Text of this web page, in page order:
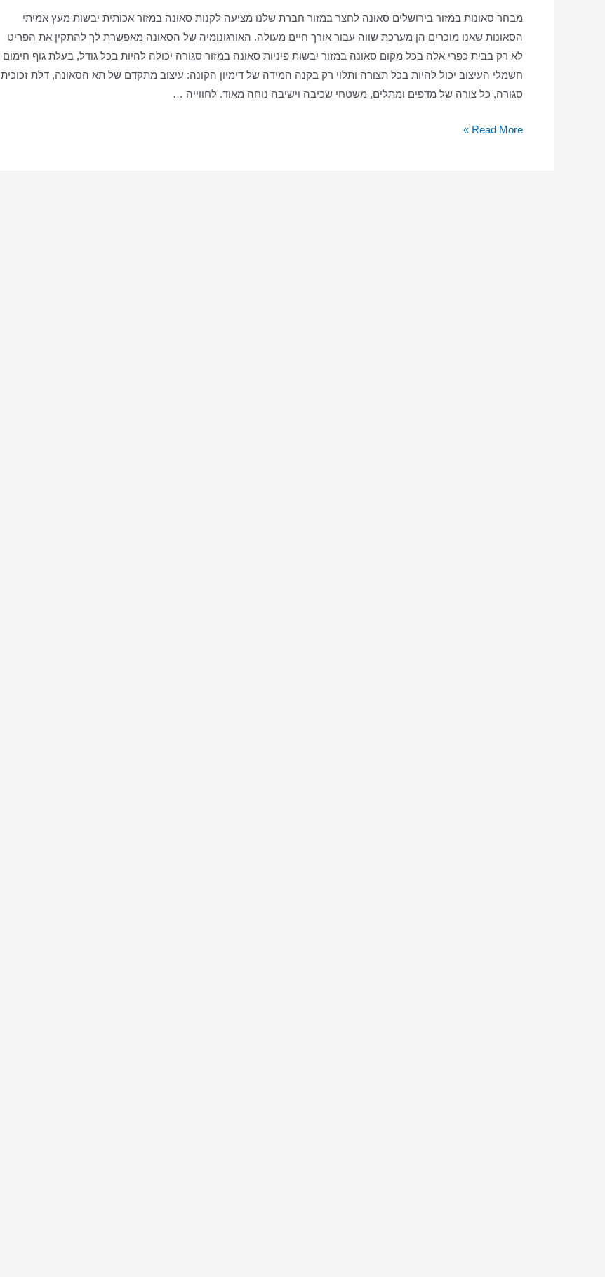
מבחר סאונות במזור בירושלים סאונה לחצר במזור חברת שלנו מציעה לקנות סאונה במזור אכותית יבשות מעץ אמיתי
הסאונות שאנו מוכרים הן מערכת שווה עבור אורך חיים מעולה. האורגונומיה של הסאונה מאפשרת לך להתקין את הפריט
לא רק בבית כפרי אלה בכל מקום סאונה במזור יבשות פיניות סאונה במזור סגורה יכולה להיות בכל גודל, בעלת גוף חימום
חשמלי העיצוב יכול להיות בכל תצורה ותלוי רק בקנה המידה של דימיון הקונה: עיצוב מתקדם של תא הסאונה, דלת זכוכית
סגורה, כל צורה של מדפים ומתלים, משטחי שכיבה וישיבה נוחה מאוד. לחווייה …
סאונה
Read More »